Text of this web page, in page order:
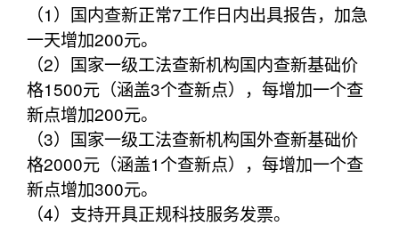
（1）国内查新正常7工作日内出具报告，加急
一天增加200元。
（2）国家一级工法查新机构国内查新基础价
格1500元（涵盖3个查新点），每增加一个查
新点增加200元。
（3）国家一级工法查新机构国外查新基础价
格2000元（涵盖1个查新点），每增加一个查
新点增加300元。
（4）支持开具正规科技服务发票。